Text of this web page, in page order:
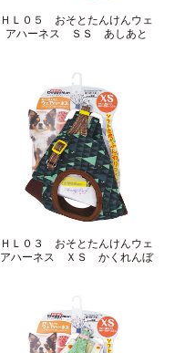
ＨＬ０５ おそとたんけんウェ
アハーネス ＳＳ あしあと
ＨＬ０３ おそとたんけんウェ
アハーネス ＸＳ かくれんぼ